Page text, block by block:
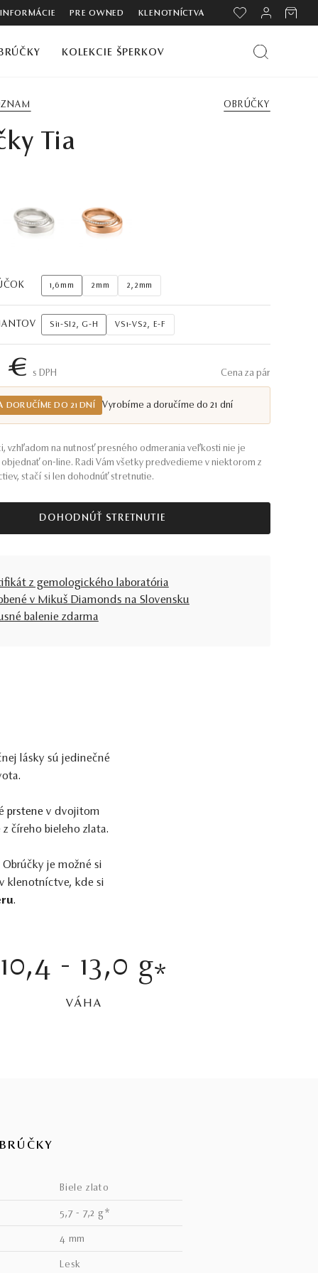
PRE OWNED KLENOTNÍCTVA
KOLEKCIE ŠPERKOV
OBRÚČKY
Tia
1,6mm 2mm 2,2mm
Si1-SI2, G-H VS1-VS2, E-F
€ S DPH Cena za pár
DORUČÍME DO 21 DNÍ Vyrobíme a doručíme do 21 dní
vzhľadom na nutnosť presného odmerania veľkosti nie je
on-line. Radi Vám všetky predvedieme v niektorom z
stačí si len dohodnúť stretnutie.
DOHODNÚŤ STRETNUTIE
z gemologického laboratória
v Mikuš Diamonds na Slovensku
balenie zdarma
lásky sú jedinečné
prstene v dvojitom
číreho bieleho zlata.
Obrúčky je možné si
klenotníctve, kde si
.
10,4 - 13,0 g*
VÁHA
biele zlato
5,7 - 7,2 g*
4 mm
lesk